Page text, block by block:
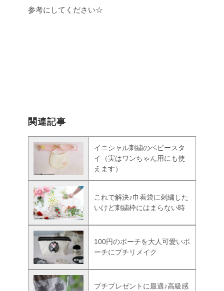
参考にしてください☆
関連記事
イニシャル刺繍のベビースタ
イ（実はワンちゃん用にも使
えます）
これで解決♪巾着袋に刺繍した
いけど刺繍枠にはまらない時
100円のポーチを大人可愛いポ
ーチにプチリメイク
プチプレゼントに最適♪高級感